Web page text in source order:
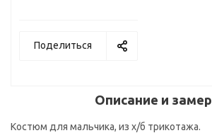
Поделиться
Описание и
Костюм для мальчика, из х/б трикотажа.